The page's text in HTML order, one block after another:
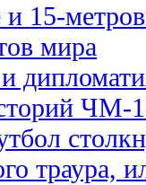
15-
мира
ЧМ-
траура,